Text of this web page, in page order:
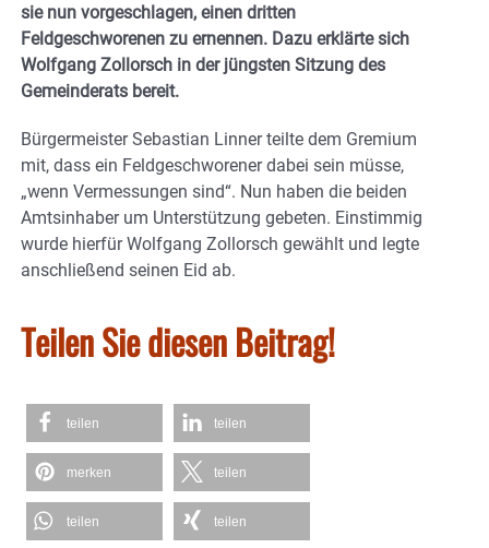
sie nun vorgeschlagen, einen dritten
Feldgeschworenen zu ernennen. Dazu erklärte sich
Wolfgang Zollorsch in der jüngsten Sitzung des
Gemeinderats bereit.
Bürgermeister Sebastian Linner teilte dem Gremium
mit, dass ein Feldgeschworener dabei sein müsse,
„wenn Vermessungen sind“. Nun haben die beiden
Amtsinhaber um Unterstützung gebeten. Einstimmig
wurde hierfür Wolfgang Zollorsch gewählt und legte
anschließend seinen Eid ab.
Teilen Sie diesen Beitrag!
teilen teilen
merken teilen
teilen teilen